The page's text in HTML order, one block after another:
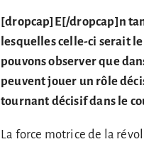
[dropcap]E[/dropcap]n
lesquelles celle-ci serait
pouvons observer que
peuvent jouer un rôle
tournant décisif dans le
La force motrice de la